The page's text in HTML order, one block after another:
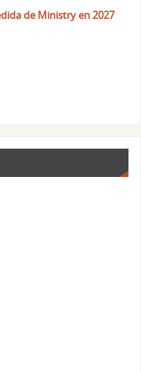
de Ministry en 2027